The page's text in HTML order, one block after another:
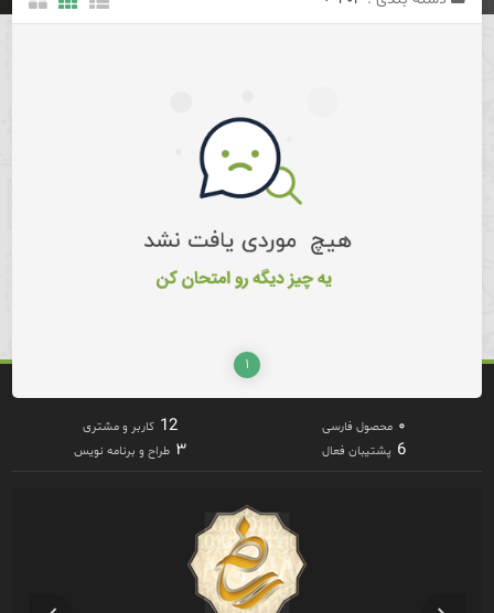
۱
۰ محصول فارسی 12 کاربر و مشتری
6 پشتیبان فعال ۳ طراح و برنامه نویس